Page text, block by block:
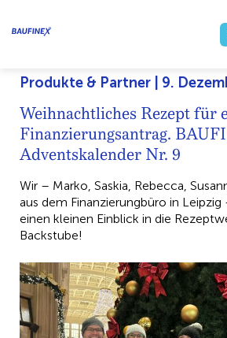
Produkte & Partner | 9.
Weihnachtliches Rezept für
Finanzierungsantrag.
Adventskalender Nr. 9
Wir – Marko, Saskia, Rebecca,
aus dem Finanzierungbüro in
einen kleinen Einblick in die
Backstube!